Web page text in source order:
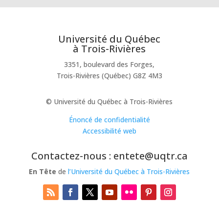
Université du Québec
à Trois-Rivières
3351, boulevard des Forges,
Trois-Rivières (Québec) G8Z 4M3
© Université du Québec à Trois-Rivières
Énoncé de confidentialité
Accessibilité web
Contactez-nous : entete@uqtr.ca
En Tête del’Université du Québec à Trois-Rivières